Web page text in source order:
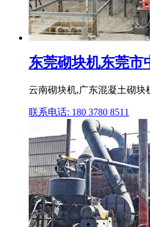
东莞砌块机东莞市
云南砌块机,广东混凝土砌
联系电话: 180 3780 8511